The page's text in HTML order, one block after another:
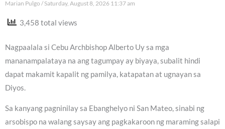
Marian Pulgo Saturday, August 8, 2026 11:37 am
3,458 total views
Nagpaalala si Cebu Archbishop Alberto Uy sa mga
mananampalataya na ang tagumpay ay biyaya, subalit hindi
dapat makamit kapalit ng pamilya, katapatan at ugnayan sa
Diyos.
Sa kanyang pagninilay sa Ebanghelyo ni San Mateo, sinabi ng
arsobispo na walang saysay ang pagkakaroon ng maraming salapi